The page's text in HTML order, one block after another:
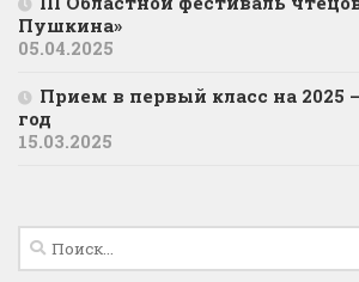
Пушкина»
05.04.2025
Прием в первый класс на 2025
год
15.03.2025
Найти: